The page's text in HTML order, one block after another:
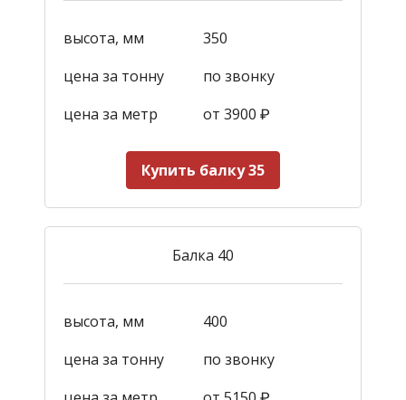
высота, мм
350
цена за тонну
по звонку
цена за метр
от 3900 ₽
Купить балку 35
Балка 40
высота, мм
400
цена за тонну
по звонку